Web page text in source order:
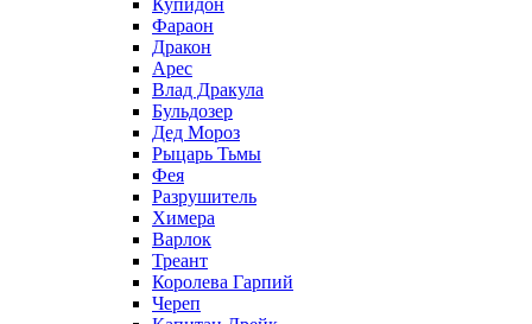
Купидон
Фараон
Дракон
Арес
Влад Дракула
Бульдозер
Дед Мороз
Рыцарь Тьмы
Фея
Разрушитель
Химера
Варлок
Треант
Королева Гарпий
Череп